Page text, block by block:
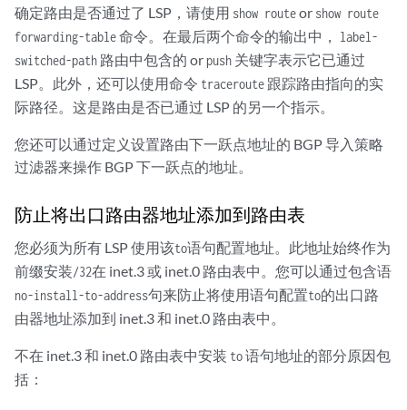
确定路由是否通过了 LSP，请使用 show routeor show route
forwarding-table命令。在最后两个命令的输出中，
label-
switched-path 路由中包含的 orpush 关键字表示它已通过
LSP。此外，还可以使用命令 traceroute 跟踪路由指向的实
际路径。这是路由是否已通过 LSP 的另一个指示。
您还可以通过定义设置路由下一跃点地址的 BGP 导入策略
过滤器来操作 BGP 下一跃点的地址。
防止将出口路由器地址添加到路由表
您必须为所有 LSP 使用该to语句配置地址。此地址始终作为
前缀安装/32在 inet.3 或 inet.0 路由表中。您可以通过包含语
no-install-to-address句来防止将使用语句配置to的出口路
由器地址添加到 inet.3 和 inet.0 路由表中。
不在 inet.3 和 inet.0 路由表中安装 to语句地址的部分原因包
括：